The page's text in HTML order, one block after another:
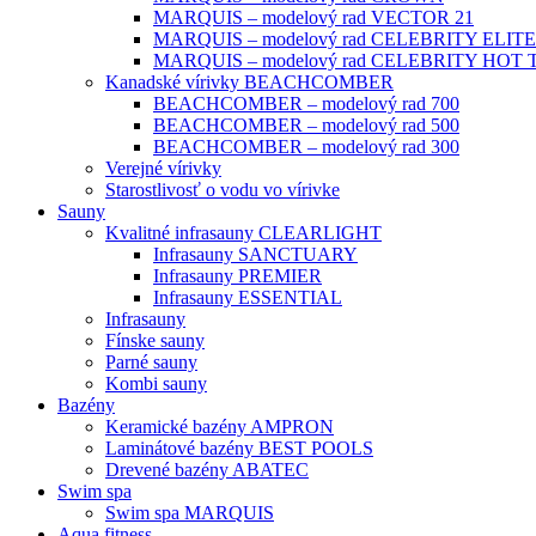
MARQUIS – modelový rad VECTOR 21
MARQUIS – modelový rad CELEBRITY ELITE
MARQUIS – modelový rad CELEBRITY HOT
Kanadské vírivky BEACHCOMBER
BEACHCOMBER – modelový rad 700
BEACHCOMBER – modelový rad 500
BEACHCOMBER – modelový rad 300
Verejné vírivky
Starostlivosť o vodu vo vírivke
Sauny
Kvalitné infrasauny CLEARLIGHT
Infrasauny SANCTUARY
Infrasauny PREMIER
Infrasauny ESSENTIAL
Infrasauny
Fínske sauny
Parné sauny
Kombi sauny
Bazény
Keramické bazény AMPRON
Laminátové bazény BEST POOLS
Drevené bazény ABATEC
Swim spa
Swim spa MARQUIS